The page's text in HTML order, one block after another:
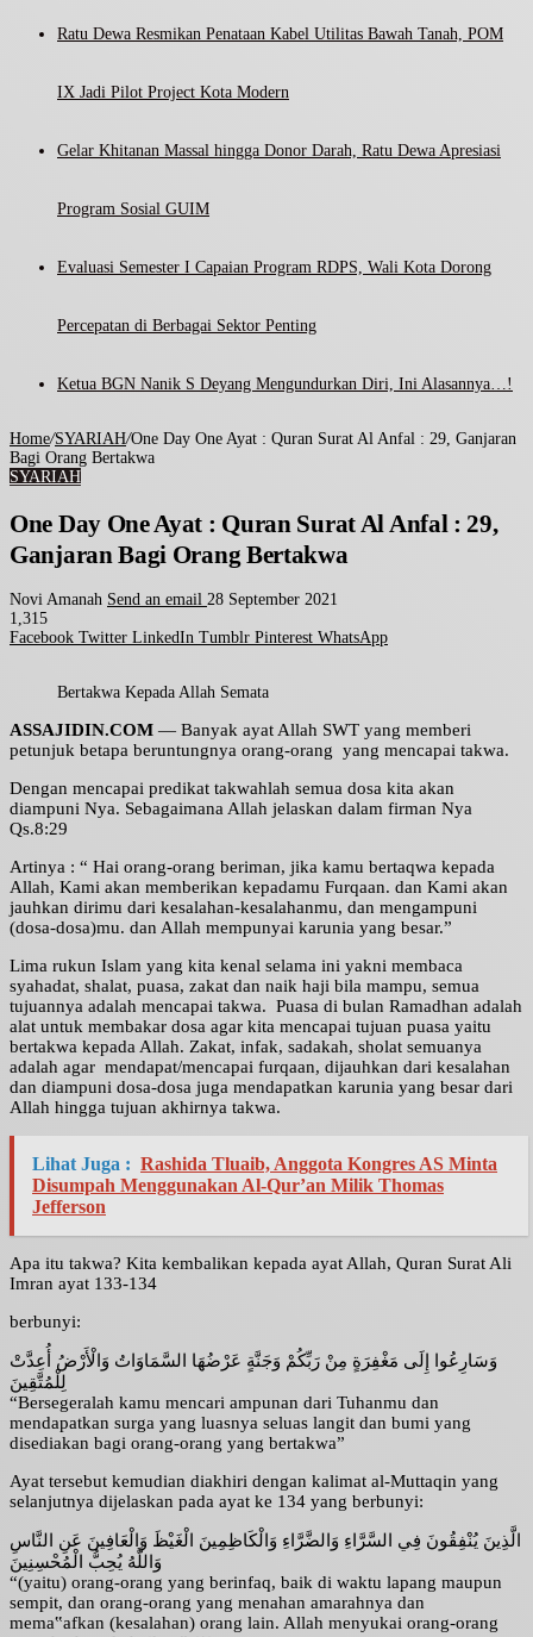
Ratu Dewa Resmikan Penataan Kabel Utilitas Bawah Tanah, POM
IX Jadi Pilot Project Kota Modern
Gelar Khitanan Massal hingga Donor Darah, Ratu Dewa Apresiasi
Program Sosial GUIM
Evaluasi Semester I Capaian Program RDPS, Wali Kota Dorong
Percepatan di Berbagai Sektor Penting
Ketua BGN Nanik S Deyang Mengundurkan Diri, Ini Alasannya…!
Home/SYARIAH/One Day One Ayat : Quran Surat Al Anfal : 29, Ganjaran
Bagi Orang Bertakwa
SYARIAH
One Day One Ayat : Quran Surat Al Anfal : 29,
Ganjaran Bagi Orang Bertakwa
Novi Amanah Send an email 28 September 2021
1,315
Facebook Twitter LinkedIn Tumblr Pinterest WhatsApp
Bertakwa Kepada Allah Semata
ASSAJIDIN.COM — Banyak ayat Allah SWT yang memberi
petunjuk betapa beruntungnya orang-orang yang mencapai takwa.
Dengan mencapai predikat takwahlah semua dosa kita akan
diampuni Nya. Sebagaimana Allah jelaskan dalam firman Nya
Qs.8:29
Artinya : “ Hai orang-orang beriman, jika kamu bertaqwa kepada
Allah, Kami akan memberikan kepadamu Furqaan. dan Kami akan
jauhkan dirimu dari kesalahan-kesalahanmu, dan mengampuni
(dosa-dosa)mu. dan Allah mempunyai karunia yang besar.”
Lima rukun Islam yang kita kenal selama ini yakni membaca
syahadat, shalat, puasa, zakat dan naik haji bila mampu, semua
tujuannya adalah mencapai takwa. Puasa di bulan Ramadhan adalah
alat untuk membakar dosa agar kita mencapai tujuan puasa yaitu
bertakwa kepada Allah. Zakat, infak, sadakah, sholat semuanya
adalah agar mendapat/mencapai furqaan, dijauhkan dari kesalahan
dan diampuni dosa-dosa juga mendapatkan karunia yang besar dari
Allah hingga tujuan akhirnya takwa.
Lihat Juga : Rashida Tluaib, Anggota Kongres AS Minta
Disumpah Menggunakan Al-Qur’an Milik Thomas
Jefferson
Apa itu takwa? Kita kembalikan kepada ayat Allah, Quran Surat Ali
Imran ayat 133-134
berbunyi:
وَسَارِعُوا إِلَى مَغْفِرَةٍ مِنْ رَبِّكُمْ وَجَنَّةٍ عَرْضُهَا السَّمَاوَاتُ وَالْأَرْضُ أُعِدَّتْ
لِلْمُتَّقِينَ
“Bersegeralah kamu mencari ampunan dari Tuhanmu dan
mendapatkan surga yang luasnya seluas langit dan bumi yang
disediakan bagi orang-orang yang bertakwa”
Ayat tersebut kemudian diakhiri dengan kalimat al-Muttaqin yang
selanjutnya dijelaskan pada ayat ke 134 yang berbunyi:
الَّذِينَ يُنْفِقُونَ فِي السَّرَّاءِ وَالضَّرَّاءِ وَالْكَاظِمِينَ الْغَيْظَ وَالْعَافِينَ عَنِ النَّاسِ
وَاللَّهُ يُحِبُّ الْمُحْسِنِينَ
“(yaitu) orang-orang yang berinfaq, baik di waktu lapang maupun
sempit, dan orang-orang yang menahan amarahnya dan
mema‟afkan (kesalahan) orang lain. Allah menyukai orang-orang